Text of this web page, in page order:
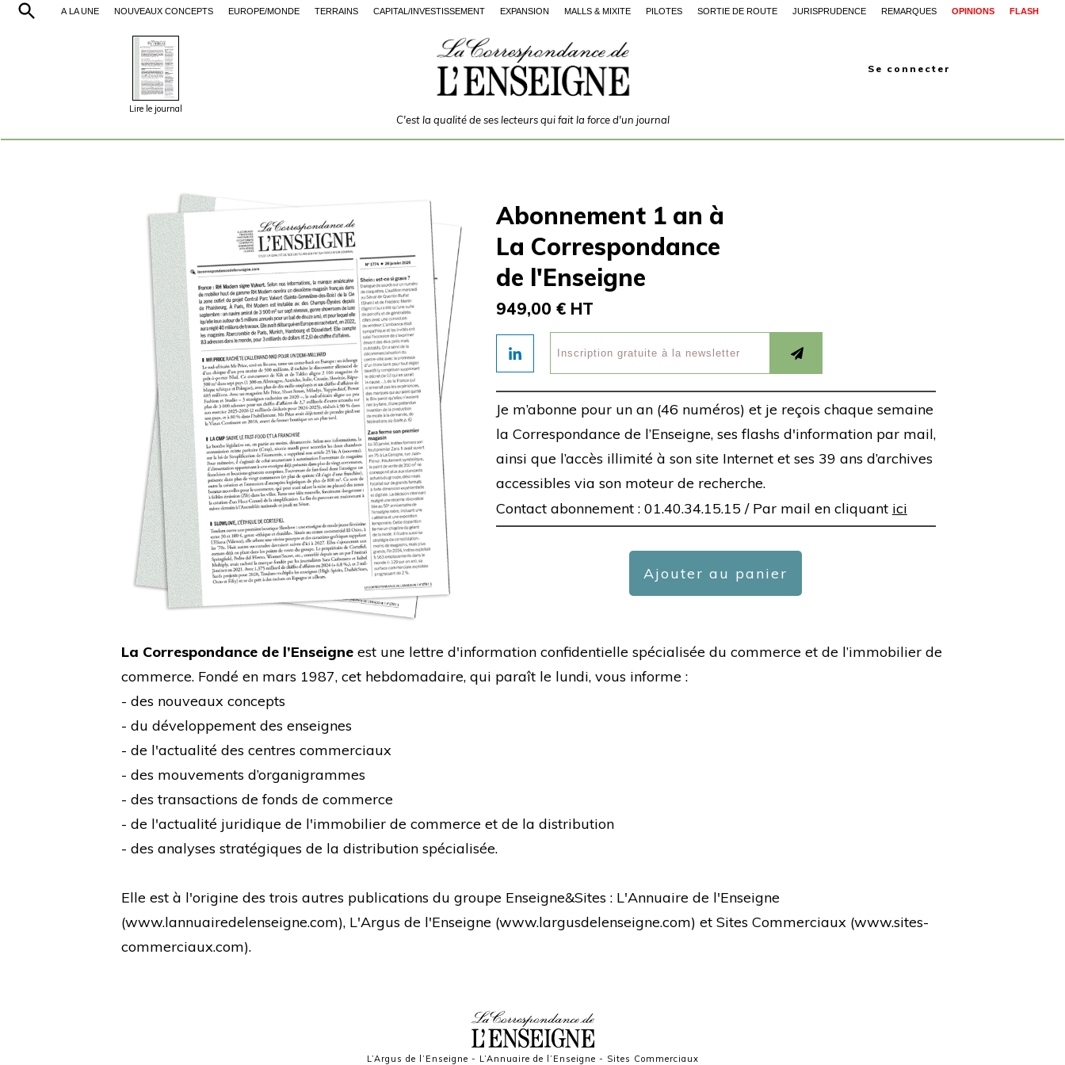
À LA UNE NOUVEAUX CONCEPTS EUROPE/MONDE TERRAINS CAPITAL/INVESTISSEMENT EXPANSION MALLS & MIXITÉ PILOTES SORTIE DE ROUTE JURISPRUDENCE REMARQUES OPINIONS FLASH
Lire le journal
C'est la qualité de ses lecteurs qui fait la force d'un journal
Se connecter
Abonnement 1 an à
La Correspondance
de l'Enseigne
949,00 € HT
Je m’abonne pour un an (46 numéros) et je reçois chaque semaine
la Correspondance de l’Enseigne, ses flashs d'information par mail,
ainsi que l’accès illimité à son site Internet et ses 39 ans d’archives
accessibles via son moteur de recherche.
Contact abonnement : 01.40.34.15.15 / Par mail en cliquant ici
Ajouter au panier
La Correspondance de l’Enseigne est une lettre d'information confidentielle spécialisée du commerce et de l’immobilier de
commerce. Fondé en mars 1987, cet hebdomadaire, qui paraît le lundi, vous informe :
- des nouveaux concepts
- du développement des enseignes
- de l'actualité des centres commerciaux
- des mouvements d’organigrammes
- des transactions de fonds de commerce
- de l'actualité juridique de l'immobilier de commerce et de la distribution
- des analyses stratégiques de la distribution spécialisée.
Elle est à l'origine des trois autres publications du groupe Enseigne&Sites : L'Annuaire de l'Enseigne
(www.lannuairedelenseigne.com), L'Argus de l'Enseigne (www.largusdelenseigne.com) et Sites Commerciaux (www.sites-
commerciaux.com).
L’Argus de l’Enseigne - L’Annuaire de l’Enseigne - Sites Commerciaux